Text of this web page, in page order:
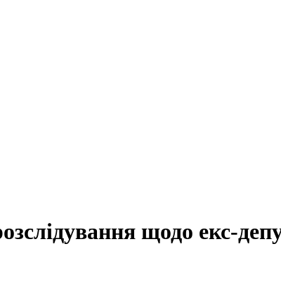
щодо екс-